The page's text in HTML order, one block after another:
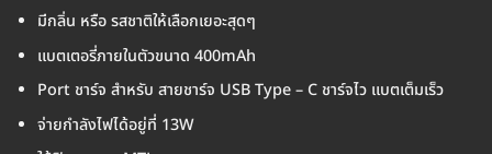
มีกลิ่น หรือ รสชาติให้เลือกเยอะสุดๆ
แบตเตอรี่ภายในตัวขนาด 400mAh
Port ชาร์จ สำหรับ สายชาร์จ USB Type – C ชาร์จไว แบตเต็มเร็ว
จ่ายกำลังไฟได้อยู่ที่ 13W